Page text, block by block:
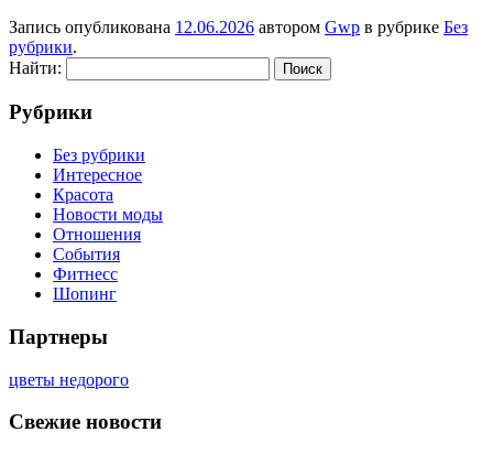
Запись опубликована 12.06.2026 автором Gwp в рубрике Без
рубрики.
Найти:
Рубрики
Без рубрики
Интересное
Красота
Новости моды
Отношения
События
Фитнесс
Шопинг
Партнеры
цветы недорого
Свежие новости